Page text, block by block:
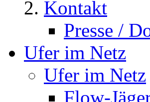
Kontakt
Presse /
Ufer im Netz
Ufer im Netz
Flow-